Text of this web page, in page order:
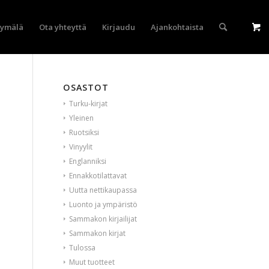
Ota yhteyttä Kirjaudu Ajankohtaista
OSASTOT
Turku-kirjat
Yleinen
Ruotsiksi
Vinyylit
Englanniksi
Ennakkotilattavat
Uutta nettikaupassa
Luonto ja ympäristö
Sammakon kirjailijat
Sammakon kirjat
Tulossa
Muut tuotteet